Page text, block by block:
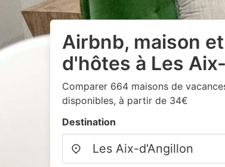
Airbnb, maison
d'hôtes à Les
Comparer 664 maisons de
disponibles, à partir de 34€
Destination